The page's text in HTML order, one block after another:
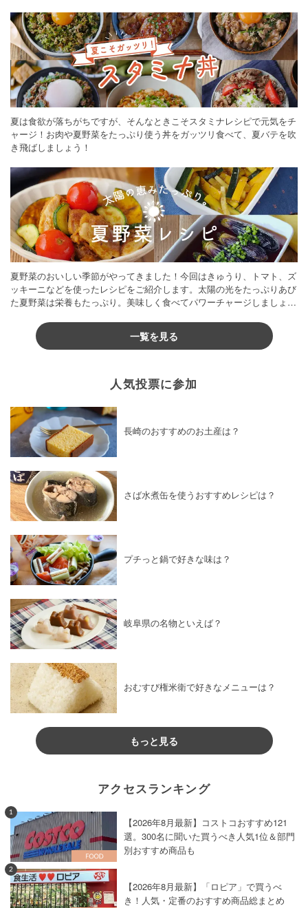
夏は食欲が落ちがちですが、そんなときこそスタミナレシピで元気をチ
ャージ！お肉や夏野菜をたっぷり使う丼をガッツリ食べて、夏バテを吹
き飛ばしましょう！
夏野菜のおいしい季節がやってきました！今回はきゅうり、トマト、ズ
ッキーニなどを使ったレシピをご紹介します。太陽の光をたっぷりあび
た夏野菜は栄養もたっぷり。美味しく食べてパワーチャージしましょう
一覧を見る
人気投票に参加
長崎のおすすめのお土産は？
さば水煮缶を使うおすすめレシピは？
プチっと鍋で好きな味は？
岐阜県の名物といえば？
おむすび権米衛で好きなメニューは？
もっと見る
アクセスランキング
1
【2026年8月最新】コストコおすすめ121
選。300名に聞いた買うべき人気1位＆部門
別おすすめ商品も
2
【2026年8月最新】「ロピア」で買うべ
き！人気・定番のおすすめ商品総まとめ